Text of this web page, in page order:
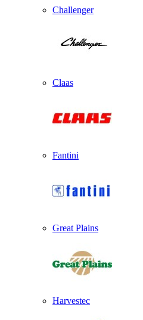
Challenger
Claas
Fantini
Great Plains
Harvestec